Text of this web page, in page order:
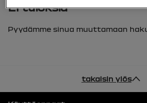
Ei tuloksia
Pyydämme sinua muuttamaan
takaisin ylös
Alatunniste